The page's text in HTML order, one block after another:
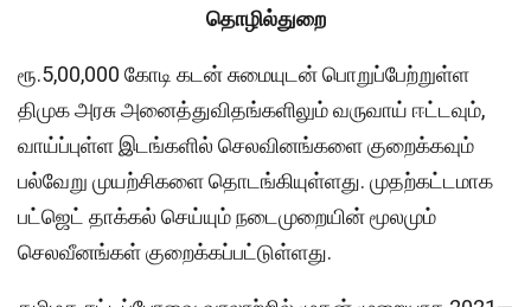
தொழில்துறை
ரூ.5,00,000 கோடி கடன் சுமையுடன் பொறுப்பேற்றுள்ள
திமுக அரசு அனைத்துவிதங்களிலும் வருவாய் ஈட்டவும்,
வாய்ப்புள்ள இடங்களில் செலவினங்களை குறைக்கவும்
பல்வேறு முயற்சிகளை தொடங்கியுள்ளது. முதற்கட்டமாக
பட்ஜெட் தாக்கல் செய்யும் நடைமுறையின் மூலமும்
செலவீனங்கள் குறைக்கப்பட்டுள்ளது.